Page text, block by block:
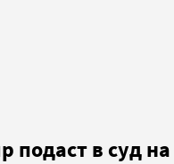
подаст в суд